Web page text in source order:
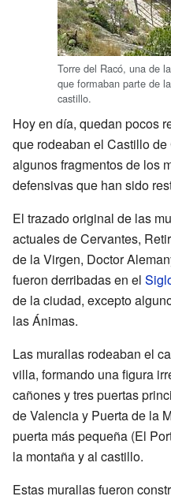
Torre del Racó, una de
que formaban parte de
castillo.
Hoy en día, quedan pocos
que rodeaban el Castillo
algunos fragmentos de los
defensivas que han sido
El trazado original de las
actuales de Cervantes,
de la Virgen, Doctor
fueron derribadas en el
de la ciudad, excepto
las Ánimas.
Las murallas rodeaban el
villa, formando una figura
cañones y tres puertas
de Valencia y Puerta de la
puerta más pequeña (El
la montaña y al castillo.
Estas murallas fueron